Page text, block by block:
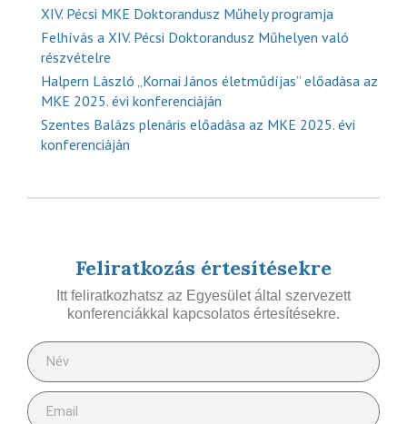
XIV. Pécsi MKE Doktorandusz Műhely programja
Felhívás a XIV. Pécsi Doktorandusz Műhelyen való
részvételre
Halpern László „Kornai János életműdíjas” előadása az
MKE 2025. évi konferenciáján
Szentes Balázs plenáris előadása az MKE 2025. évi
konferenciáján
Feliratkozás értesítésekre
Itt feliratkozhatsz az Egyesület által szervezett
konferenciákkal kapcsolatos értesítésekre.